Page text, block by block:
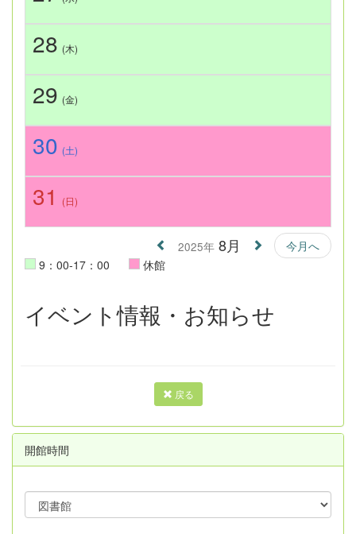
28 (木)
29 (金)
30 (土)
31 (日)
2025年 8月
今月へ
9：00-17：00
休館
イベント情報・お知らせ
戻る
開館時間